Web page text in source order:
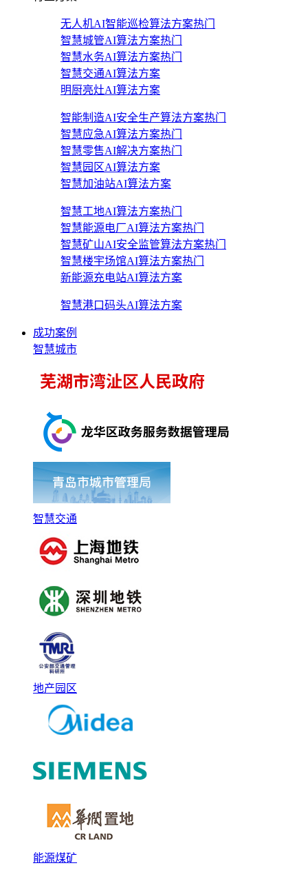
无人机AI智能巡检算法方案热门
智慧城管AI算法方案热门
智慧水务AI算法方案热门
智慧交通AI算法方案
明厨亮灶AI算法方案
智能制造AI安全生产算法方案热门
智慧应急AI算法方案热门
智慧零售AI解决方案热门
智慧园区AI算法方案
智慧加油站AI算法方案
智慧工地AI算法方案热门
智慧能源电厂AI算法方案热门
智慧矿山AI安全监管算法方案热门
智慧楼宇场馆AI算法方案热门
新能源充电站AI算法方案
智慧港口码头AI算法方案
成功案例
智慧城市
智慧交通
地产园区
能源煤矿